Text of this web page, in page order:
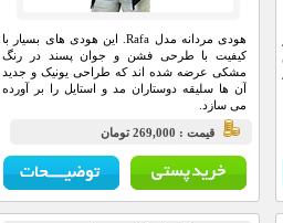
هودی مردانه مدل Rafa. این هودی های بسیار با
کیفیت با طرحی فشن و جوان پسند در رنگ
مشکی عرضه شده اند که طراحی یونیک و جدید
آن ها سلیقه دوستاران مد و استایل را بر آورده
می سازد.
قيمت : 269,000 تومان